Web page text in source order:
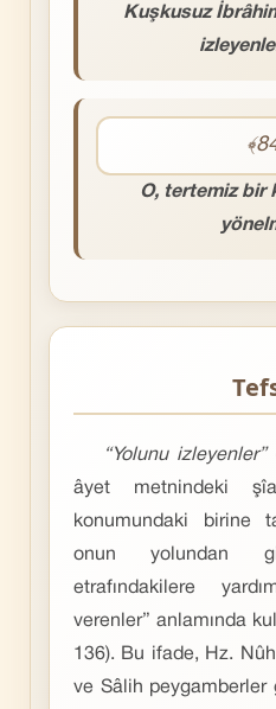
Kuşkusuz
O, tertemiz bir
“Yolunu izleyenler”
âyet metnindeki
konumundaki birine
onun yolundan
etrafındakilere
verenler” anlamında
136). Bu ifade, Hz.
ve Sâlih peygamberler